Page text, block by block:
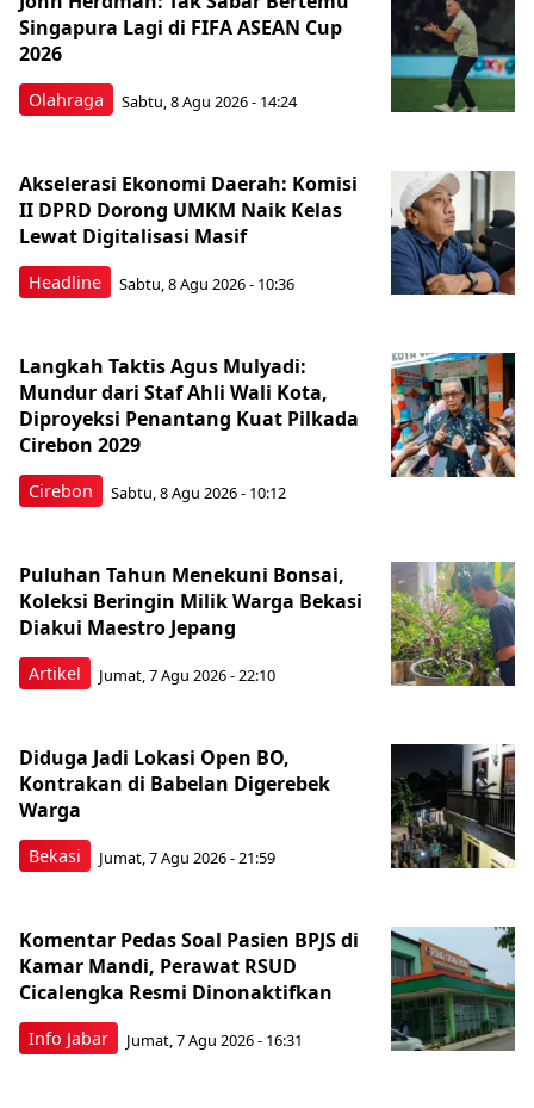
Olahraga
Singapura Lagi di FIFA ASEAN Cup
2026
Sabtu, 8 Agu 2026 - 14:24
Headline
Akselerasi Ekonomi Daerah: Komisi
II DPRD Dorong UMKM Naik Kelas
Lewat Digitalisasi Masif
Sabtu, 8 Agu 2026 - 10:36
Cirebon
Langkah Taktis Agus Mulyadi:
Mundur dari Staf Ahli Wali Kota,
Diproyeksi Penantang Kuat Pilkada
Cirebon 2029
Sabtu, 8 Agu 2026 - 10:12
Artikel
Puluhan Tahun Menekuni Bonsai,
Koleksi Beringin Milik Warga Bekasi
Diakui Maestro Jepang
Jumat, 7 Agu 2026 - 22:10
Bekasi
Diduga Jadi Lokasi Open BO,
Kontrakan di Babelan Digerebek
Warga
Jumat, 7 Agu 2026 - 21:59
Info Jabar
Komentar Pedas Soal Pasien BPJS di
Kamar Mandi, Perawat RSUD
Cicalengka Resmi Dinonaktifkan
Jumat, 7 Agu 2026 - 16:31